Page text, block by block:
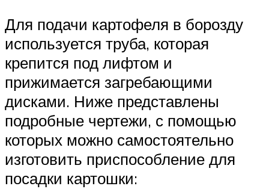
Для подачи картофеля в борозду
используется труба, которая
крепится под лифтом и
прижимается загребающими
дисками. Ниже представлены
подробные чертежи, с помощью
которых можно самостоятельно
изготовить приспособление для
посадки картошки: